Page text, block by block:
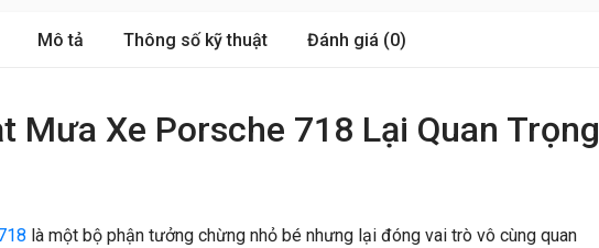
Mô tả Thông số kỹ thuật Đánh giá (0)
Mưa Xe Porsche 718 Lại Quan Trọng
là một bộ phận tưởng chừng nhỏ bé nhưng lại đóng vai trò vô cùng quan